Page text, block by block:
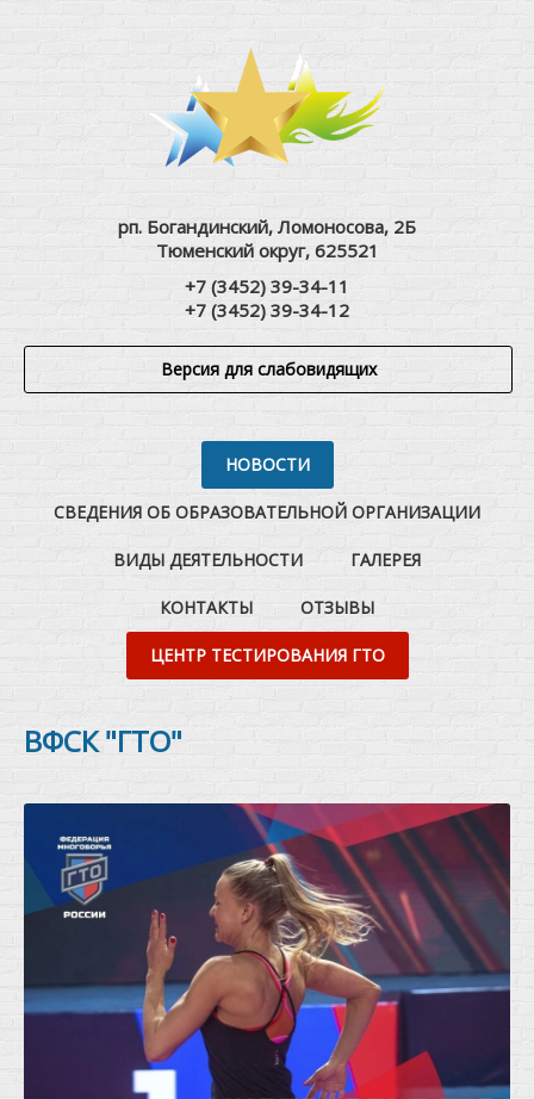
рп. Богандинский, Ломоносова, 2Б
Тюменский округ, 625521
+7 (3452) 39-34-11
+7 (3452) 39-34-12
Версия для слабовидящих
НОВОСТИ
СВЕДЕНИЯ ОБ ОБРАЗОВАТЕЛЬНОЙ ОРГАНИЗАЦИИ
ВИДЫ ДЕЯТЕЛЬНОСТИ ГАЛЕРЕЯ
КОНТАКТЫ ОТЗЫВЫ
ЦЕНТР ТЕСТИРОВАНИЯ ГТО
ВФСК "ГТО"